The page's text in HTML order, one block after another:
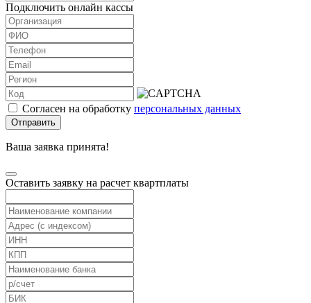
Подключить онлайн кассы
Согласен на обработку персональных данных
Отправить
Ваша заявка принята!
Оставить заявку на расчет квартплаты